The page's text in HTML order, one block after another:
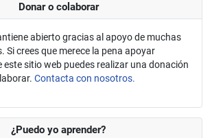
Donar o colaborar
abierto gracias al apoyo de muchas
Si crees que merece la pena apoyar
este sitio web puedes realizar una donación
Contacta con nosotros.
¿Puedo yo aprender?